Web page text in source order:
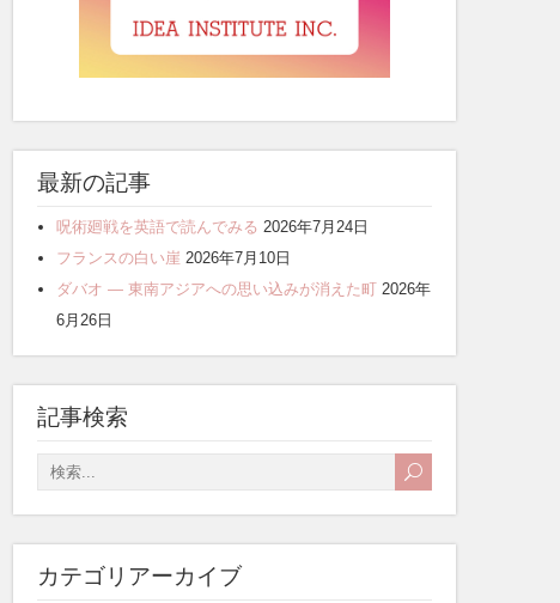
最新の記事
呪術廻戦を英語で読んでみる 2026年7月24日
フランスの白い崖 2026年7月10日
ダバオ ― 東南アジアへの思い込みが消えた町 2026年
6月26日
記事検索
カテゴリアーカイブ